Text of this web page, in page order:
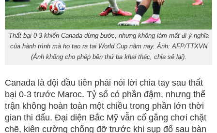
Thất bại 0-3 khiến Canada dừng bước, nhưng không làm mất đi ý nghĩa
của hành trình mà họ tạo ra tại World Cup năm nay. Ảnh: AFP/TTXVN
(Ảnh không cho phép bên thứ ba khai thác, chia sẻ lại).
Canada là đội đầu tiên phải nói lời chia tay sau thất
bại 0-3 trước Maroc. Tỷ số có phần đậm, nhưng thế
trận không hoàn toàn một chiều trong phần lớn thời
gian thi đấu. Đại diện Bắc Mỹ vẫn cố gắng chơi chặt
chẽ, kiên cường chống đỡ trước khi sụp đổ sau bàn